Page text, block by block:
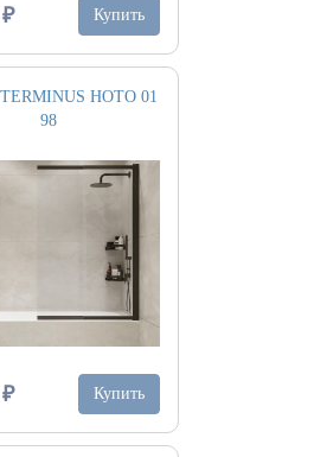
Купить
НОТО 01
98
Купить